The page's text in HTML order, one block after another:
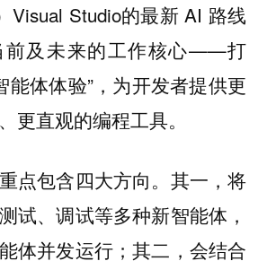
Visual Studio的最新 AI 路线
前及未来的工作核心——打
能体体验”，为开发者提供更
更直观的编程工具。
点包含四大方向。其一，将
试、调试等多种新智能体，
体并发运行；其二，会结合